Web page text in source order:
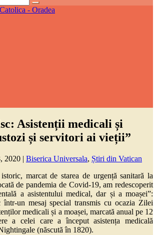
Asistenții medicali și
și servitori ai vieții”
2020 | Biserica Universala, Știri din Vatican
marcat de starea de urgență sanitară la
de pandemia de Covid-19, am redescoperit
a asistentului medical, dar și a moașei”:
într-un mesaj special transmis cu ocazia Zilei
medicali și a moașei, marcată anual pe 12
a celei care a început asistența medicală
(născută în 1820).